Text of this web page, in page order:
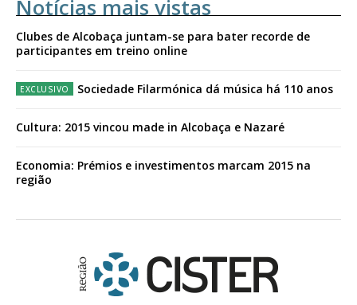
Notícias mais vistas
Clubes de Alcobaça juntam-se para bater recorde de
participantes em treino online
Sociedade Filarmónica dá música há 110 anos
Cultura: 2015 vincou made in Alcobaça e Nazaré
Economia: Prémios e investimentos marcam 2015 na
região